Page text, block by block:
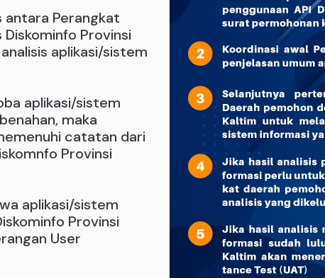
Perangkat
Provinsi
aplikasi/sistem
aplikasi/sistem
maka
catatan dari
Provinsi
aplikasi/sistem
Provinsi
User